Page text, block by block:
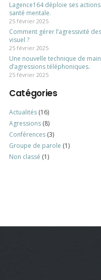
Lagence164 déploie ses
santé mentale.
25 février 2025
Comment gérer l’agressivité
visuel ?
25 février 2025
Une nouvelle technique de
d’agressions téléphoniques.
25 février 2025
Catégories
Actualités (16)
Agressions (8)
Conférences (3)
Groupe de parole (1)
Non classé (1)